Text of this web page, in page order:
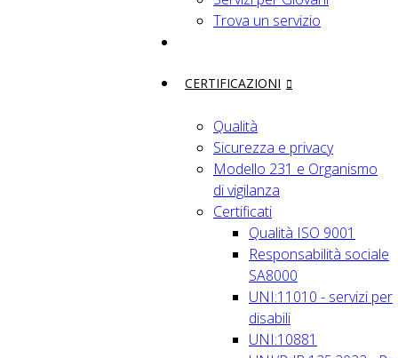
Trova un servizio
CERTIFICAZIONI
Qualità
Sicurezza e privacy
Modello 231 e Organismo
di vigilanza
Certificati
Qualità ISO 9001
Responsabilità sociale
SA8000
UNI:11010 - servizi per
disabili
UNI:10881